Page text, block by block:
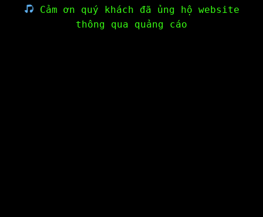
Cảm ơn quý khách đã ủng hộ website
thông qua quảng cáo